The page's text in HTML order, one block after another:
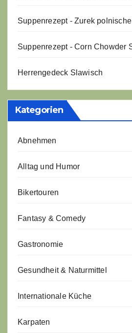
Suppenrezept - Zurek
Suppenrezept - Corn Chowder
Herrengedeck Slawisch
Kategorien
Abnehmen
Alltag und Humor
Bikertouren
Fantasy & Comedy
Gastronomie
Gesundheit & Naturmittel
Internationale Küche
Karpaten